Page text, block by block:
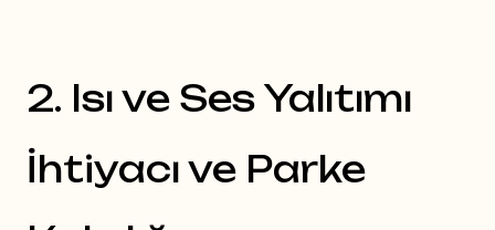
2. Isı ve Ses Yalıtımı
İhtiyacı ve Parke